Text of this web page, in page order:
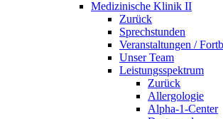
Medizinische Klinik II
Zurück
Sprechstunden
Veranstaltungen /
Unser Team
Leistungsspektrum
Zurück
Allergologie
Alpha-1-Center